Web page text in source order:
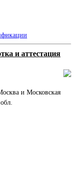
и аттестация
и Московская